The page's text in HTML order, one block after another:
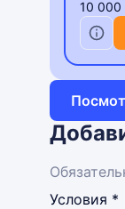
10 000
Условия *